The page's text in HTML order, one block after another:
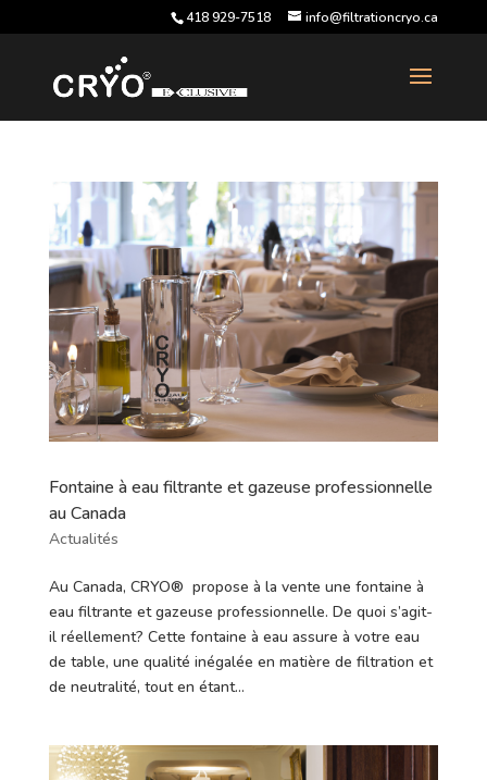
418 929-7518 info@filtrationcryo.ca
Fontaine à eau filtrante et gazeuse professionnelle
au Canada
Actualités
Au Canada, CRYO® propose à la vente une fontaine à
eau filtrante et gazeuse professionnelle. De quoi s’agit-
il réellement? Cette fontaine à eau assure à votre eau
de table, une qualité inégalée en matière de filtration et
de neutralité, tout en étant...